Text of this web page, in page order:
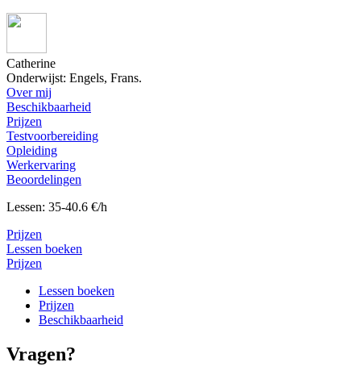
Catherine
Onderwijst: Engels, Frans.
Over mij
Beschikbaarheid
Prijzen
Testvoorbereiding
Opleiding
Werkervaring
Beoordelingen
Lessen: 35-40.6 €/h
Prijzen
Lessen boeken
Prijzen
Lessen boeken
Prijzen
Beschikbaarheid
Vragen?